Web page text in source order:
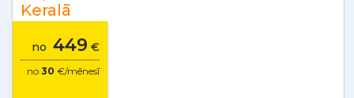
Keralā
no 449 €
no 30 €/mēnesī